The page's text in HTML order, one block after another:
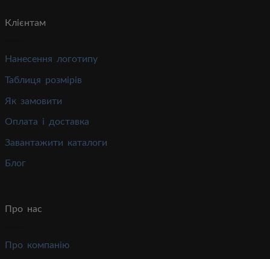
Клієнтам
Нанесення логотипу
Таблиця розмірів
Як замовити
Оплата і доставка
Завантажити каталоги
Блог
Про нас
Про компанію